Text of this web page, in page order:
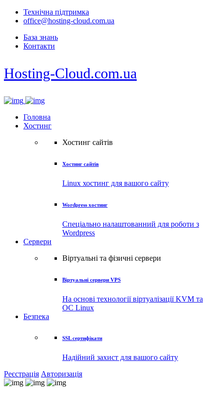
Технічна підтримка
office@hosting-cloud.com.ua
База знань
Контакти
Hosting-Cloud.com.ua
Головна
Хостинг
Хостинг сайтів
Хостинг сайтів
Linux хостинг для вашого сайту
Wordpress хостинг
Спеціально налаштованний для роботи з
Wordpress
Сервери
Віртуальні та фізичні сервери
Віртуальні сервери VPS
На основі технології віртуалізації KVM та
ОС Linux
Безпека
SSL сертифікати
Надійний захист для вашого сайту
Реєстрація Авторизація